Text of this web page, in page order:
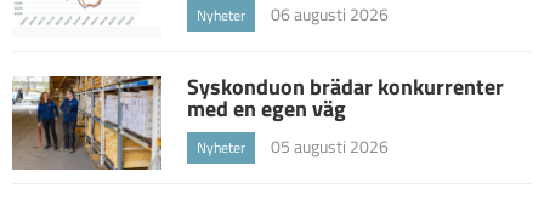
Nyheter 06 augusti 2026
Syskonduon brädar konkurrenter
med en egen väg
Nyheter 05 augusti 2026